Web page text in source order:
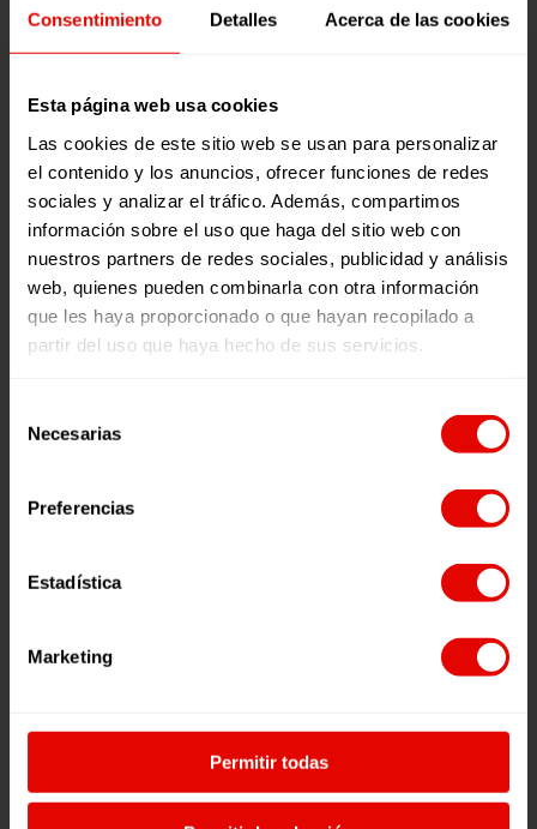
Consentimiento Detalles Acerca de las cookies
Esta página web usa cookies
Las cookies de este sitio web se usan para personalizar
el contenido y los anuncios, ofrecer funciones de redes
sociales y analizar el tráfico. Además, compartimos
información sobre el uso que haga del sitio web con
nuestros partners de redes sociales, publicidad y análisis
web, quienes pueden combinarla con otra información
que les haya proporcionado o que hayan recopilado a
partir del uso que haya hecho de sus servicios.
Necesarias
Preferencias
Estadística
Marketing
Permitir todas
emprendedores sociales locales en las
comunidades de acogida del Servicio Jesuita a
artesanal, el modelo puede varias sobre la foto
que aparece en la web.
Los manteles están realizados con trozos de
tela, todos diferentes, que representan para la
autora a las personas, únicas pero que juntas
son una única fuerza, más allá de las
divergencias
Este
múltiples
opciones
la